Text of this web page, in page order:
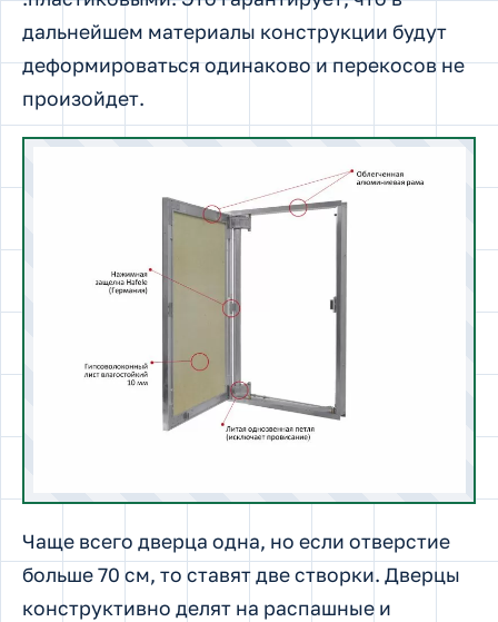
дальнейшем материалы конструкции будут
деформироваться одинаково и перекосов не
произойдет.
Чаще всего дверца одна, но если отверстие
больше 70 см, то ставят две створки. Дверцы
конструктивно делят на распашные и